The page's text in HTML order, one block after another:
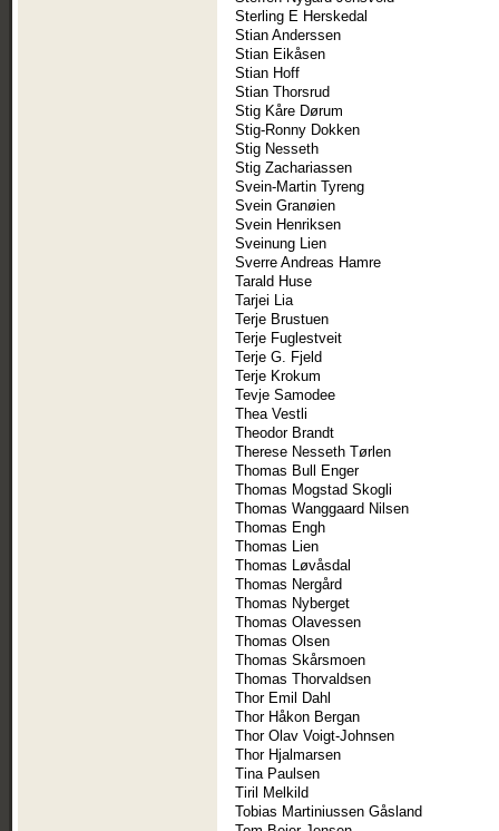
Sterling E Herskedal
Stian Anderssen
Stian Eikåsen
Stian Hoff
Stian Thorsrud
Stig Kåre Dørum
Stig-Ronny Dokken
Stig Nesseth
Stig Zachariassen
Svein-Martin Tyreng
Svein Granøien
Svein Henriksen
Sveinung Lien
Sverre Andreas Hamre
Tarald Huse
Tarjei Lia
Terje Brustuen
Terje Fuglestveit
Terje G. Fjeld
Terje Krokum
Tevje Samodee
Thea Vestli
Theodor Brandt
Therese Nesseth Tørlen
Thomas Bull Enger
Thomas Mogstad Skogli
Thomas Wanggaard Nilsen
Thomas Engh
Thomas Lien
Thomas Løvåsdal
Thomas Nergård
Thomas Nyberget
Thomas Olavessen
Thomas Olsen
Thomas Skårsmoen
Thomas Thorvaldsen
Thor Emil Dahl
Thor Håkon Bergan
Thor Olav Voigt-Johnsen
Thor Hjalmarsen
Tina Paulsen
Tiril Melkild
Tobias Martiniussen Gåsland